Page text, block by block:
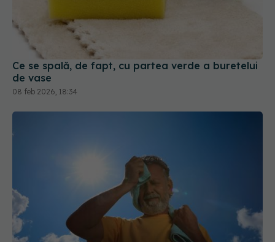
Ce se spală, de fapt, cu partea verde a buretelui
de vase
08 feb 2026, 18:34
Combinația ideală pentru a evita deshidratarea
în timpul valurilor de căldură